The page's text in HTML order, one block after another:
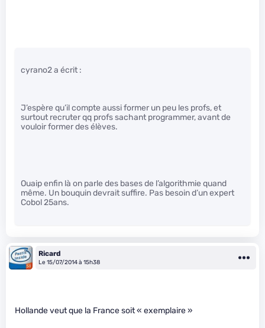
cyrano2 a écrit :
J’espère qu’il compte aussi former un peu les profs, et
surtout recruter qq profs sachant programmer, avant de
vouloir former des élèves.
Ouaip enfin là on parle des bases de l’algorithmie quand
même. Un bouquin devrait suffire. Pas besoin d’un expert
Cobol 25ans.
Ricard
Le 15/07/2014 à 15h38
Hollande veut que la France soit « exemplaire »